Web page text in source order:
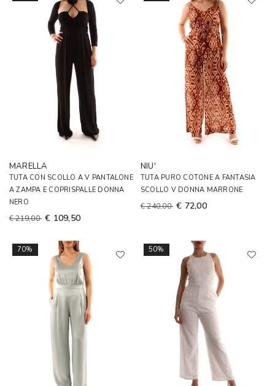
MARELLA
TUTA CON SCOLLO A V PANTALONE
A ZAMPA E COPRISPALLE DONNA
NERO
€ 219,00 € 109,50
NIU'
TUTA PURO COTONE A FANTASIA
SCOLLO V DONNA MARRONE
€ 240,00 € 72,00
70% 50%